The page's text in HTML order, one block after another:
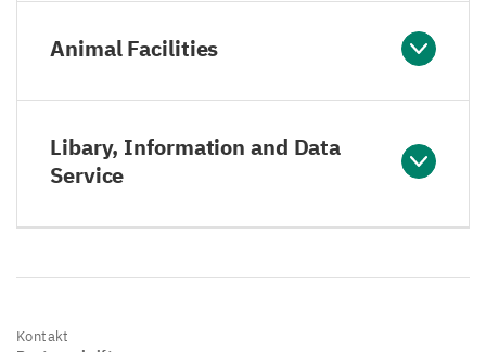
Animal Facilities
Libary, Information and Data
Service
Kontakt